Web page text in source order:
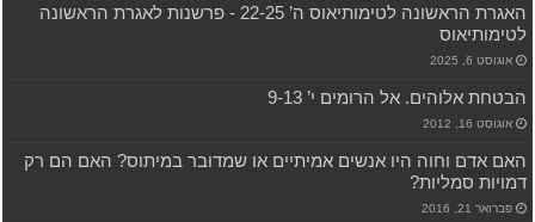
האגרת הראשונה לטימותיאוס ה’ 22-25 ‫- פרשנות לאגרת הראשונה
לטימותיאוס
אוגוסט 6, 2025
הבטחת אלוהים. אל הרומים י’ 9-13
אוגוסט 16, 2012
האם אדם וחוה היו אנשים אמיתיים או שמדובר במיתוס? האם הם רק
דמויות סמליות?
פברואר 21, 2016